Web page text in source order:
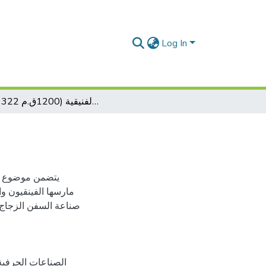
Log In
الصناعات الحرفية الفنيقية (1200ق.م 322 ق.م)
يتضمن موضوع
مارسها الفينقيون
صناعة السفن
الصناعات